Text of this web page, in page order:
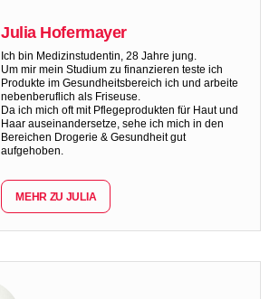
Julia Hofermayer
Ich bin Medizinstudentin, 28 Jahre jung.
Um mir mein Studium zu finanzieren teste ich
Produkte im Gesundheitsbereich ich und arbeite
nebenberuflich als Friseuse.
Da ich mich oft mit Pflegeprodukten für Haut und
Haar auseinandersetze, sehe ich mich in den
Bereichen Drogerie & Gesundheit gut
aufgehoben.
MEHR ZU JULIA